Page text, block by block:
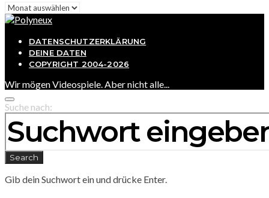
Archiv
DATENSCHUTZERKLÄRUNG
DEINE DATEN
COPYRIGHT 2004-2026
Wir mögen Videospiele. Aber nicht alle...
Suche nach:
Search
Gib dein Suchwort ein und drücke Enter.